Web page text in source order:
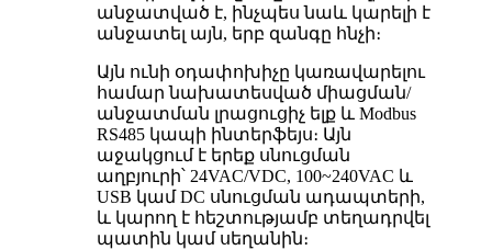
անջատված է, ինչպես նաև կարելի է
անջատել այն, երբ զանգը հնչի։
Այն ունի օդափոխիչը կառավարելու
համար նախատեսված միացման/
անջատման լրացուցիչ ելք և Modbus
RS485 կապի ինտերֆեյս։ Այն
աջակցում է երեք սնուցման
աղբյուրի՝ 24VAC/VDC, 100~240VAC և
USB կամ DC սնուցման ադապտերի,
և կարող է հեշտությամբ տեղադրվել
պատին կամ սեղանին։